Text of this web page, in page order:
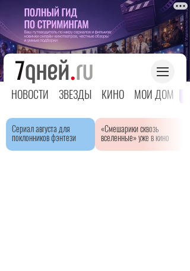
НОВОСТИ ЗВЕЗДЫ КИНО МОЙ ДОМ
Сериал августа для
поклонников фэнтези
«Смешарики сквозь
вселенные» уже в кино